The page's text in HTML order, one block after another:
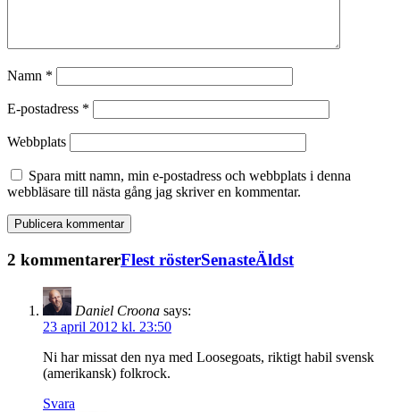
Namn *
E-postadress *
Webbplats
Spara mitt namn, min e-postadress och webbplats i denna
webbläsare till nästa gång jag skriver en kommentar.
2 kommentarerFlest rösterSenasteÄldst
Daniel Croona says:
23 april 2012 kl. 23:50
Ni har missat den nya med Loosegoats, riktigt habil svensk
(amerikansk) folkrock.
Svara